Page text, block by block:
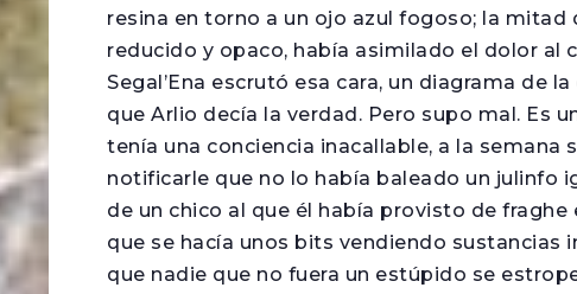
resina en torno a un ojo azul fogoso; la mitad
reducido y opaco, había asimilado el dolor al
Segal’Ena escrutó esa cara, un diagrama de
que Arlio decía la verdad. Pero supo mal. Es
tenía una conciencia inacallable, a la semana
notificarle que no lo había baleado un julinfo
de un chico al que él había provisto de
que se hacía unos bits vendiendo sustancias
que nadie que no fuera un estúpido se